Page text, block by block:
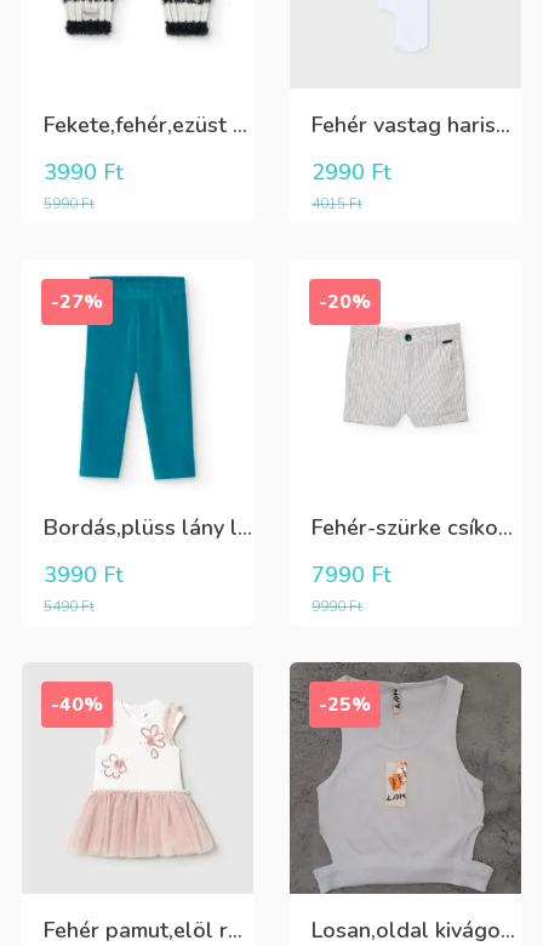
Fekete,fehér,ezüst kötött kesztyű
5990Ft
3990 Ft
Fehér vastag harisnya, puha meleg
4015Ft
2990 Ft
-27%
Bordás,plüss lány leggings zöldeskék
5490Ft
3990 Ft
-20%
Fehér-szürke csíkos,elegáns,fiú vászon rövidnadrág
9990Ft
7990 Ft
-40%
Fehér pamut,elöl rátűzött virággal,vállon és a szoknya része pöttyös tüll,egybe ruha
-25%
Losan,oldal kivágott,alul passzés rövid lány trikó,póló